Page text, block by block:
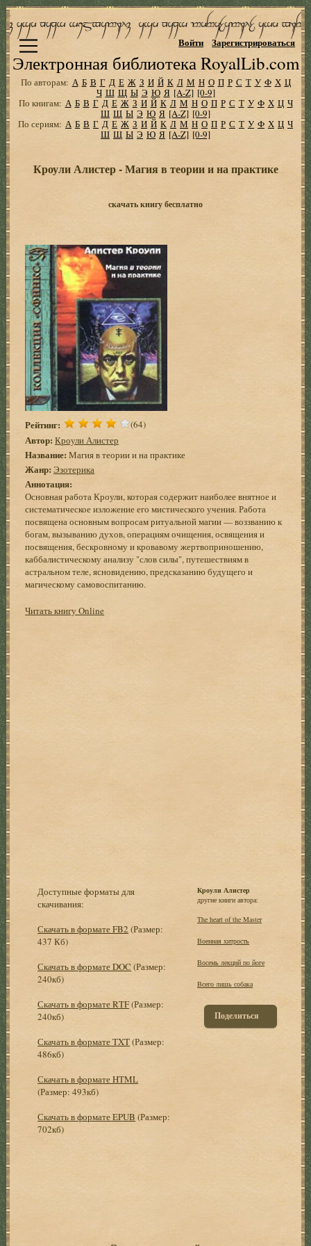
Электронная библиотека RoyalLib.com
Войти Зарегистрироваться
По авторам: А Б В Г Д Е Ж З И Й К Л М Н О П Р С Т У Ф Х Ц
Ч Ш Щ Ы Э Ю Я [A-Z] [0-9]
По книгам: А Б В Г Д Е Ж З И Й К Л М Н О П Р С Т У Ф Х Ц Ч
Ш Щ Ы Э Ю Я [A-Z] [0-9]
По сериям: А Б В Г Д Е Ж З И Й К Л М Н О П Р С Т У Ф Х Ц Ч
Ш Щ Ы Э Ю Я [A-Z] [0-9]
Кроули Алистер - Магия в теории и на практике
скачать книгу бесплатно
Рейтинг: (64)
Автор: Кроули Алистер
Название: Магия в теории и на практике
Жанр: Эзотерика
Аннотация:
Основная работа Кроули, которая содержит наиболее внятное и
систематическое изложение его мистического учения. Работа
посвящена основным вопросам ритуальной магии — воззванию к
богам, вызыванию духов, операциям очищения, освящения и
посвящения, бескровному и кровавому жертвоприношению,
каббалистическому анализу "слов силы", путешествиям в
астральном теле, ясновидению, предсказанию будущего и
магическому самовоспитанию.
Читать книгу Online
Доступные форматы для
скачивания:
Скачать в формате FB2 (Размер:
437 Кб)
Скачать в формате DOC (Размер:
240кб)
Скачать в формате RTF(Размер:
240кб)
Скачать в формате TXT(Размер:
486кб)
Скачать в формате HTML
(Размер: 493кб)
Скачать в формате EPUB (Размер:
702кб)
Кроули Алистер
другие книги автора:
The heart of the Master
Военная хитрость
Восемь лекций по йоге
Всего лишь собака
Поделиться